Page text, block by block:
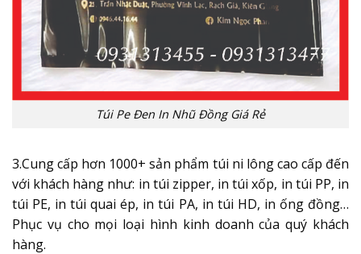
Túi Pe Đen In Nhũ Đồng Giá Rẻ
3.Cung cấp hơn 1000+ sản phẩm túi ni lông cao cấp đến
với khách hàng như: in túi zipper, in túi xốp, in túi PP, in
túi PE, in túi quai ép, in túi PA, in túi HD, in ống đồng…
Phục vụ cho mọi loại hình kinh doanh của quý khách
hàng.